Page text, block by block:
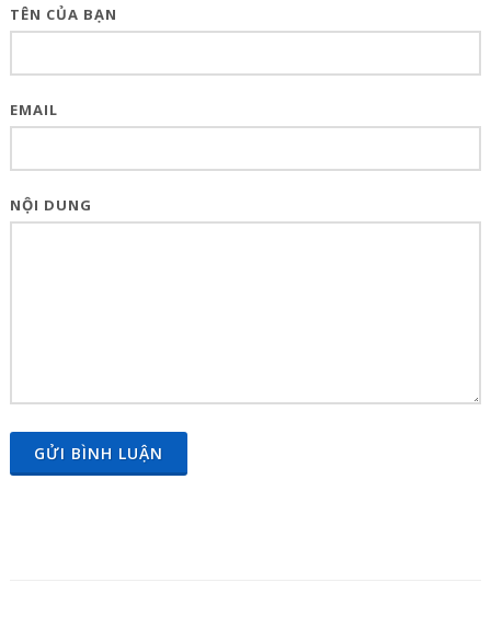
TÊN CỦA BẠN
EMAIL
NỘI DUNG
GỬI BÌNH LUẬN